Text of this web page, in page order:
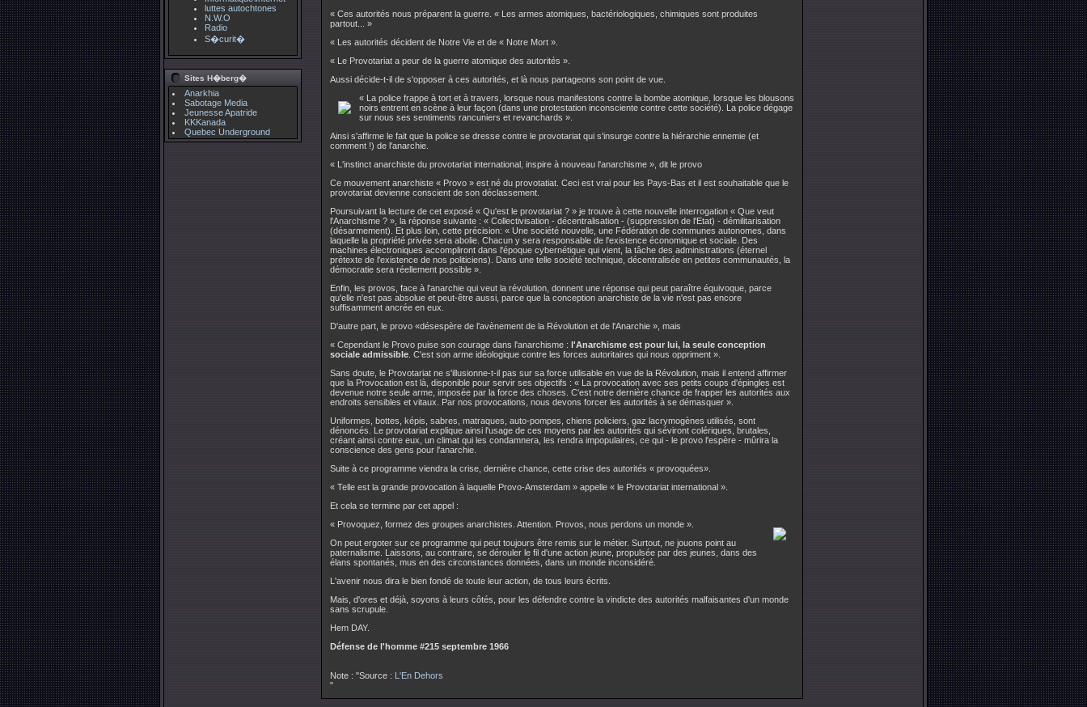
luttes autochtones
N.W.O
Radio
S�curit�
Sites H�berg�
Anarkhia
Sabotage Media
Jeunesse Apatride
KKKanada
Quebec Underground
« Ces autorités nous préparent la guerre. « Les armes atomiques, bactériologiques, chimiques sont produites
partout... »
« Les autorités décident de Notre Vie et de « Notre Mort ».
« Le Provotariat a peur de la guerre atomique des autorités ».
Aussi décide-t-il de s'opposer à ces autorités, et là nous partageons son point de vue.
« La police frappe à tort et à travers, lorsque nous manifestons contre la bombe atomique, lorsque les blousons
noirs entrent en scène à leur façon (dans une protestation inconsciente contre cette société). La police dégage
sur nous ses sentiments rancuniers et revanchards ».
Ainsi s'affirme le fait que la police se dresse contre le provotariat qui s'insurge contre la hiérarchie ennemie (et
comment !) de l'anarchie.
« L'instinct anarchiste du provotariat international, inspire à nouveau l'anarchisme », dit le provo
Ce mouvement anarchiste « Provo » est né du provotatiat. Ceci est vrai pour les Pays-Bas et il est souhaitable que le
provotariat devienne conscient de son déclassement.
Poursuivant la lecture de cet exposé « Qu'est le provotariat ? » je trouve à cette nouvelle interrogation « Que veut
l'Anarchisme ? », la réponse suivante : « Collectivisation - décentralisation - (suppression de l'Etat) - démilitarisation
(désarmement). Et plus loin, cette précision: « Une société nouvelle, une Fédération de communes autonomes, dans
laquelle la propriété privée sera abolie. Chacun y sera responsable de l'existence économique et sociale. Des
machines électroniques accompliront dans l'époque cybernétique qui vient, la tâche des administrations (éternel
prétexte de l'existence de nos politiciens). Dans une telle société technique, décentralisée en petites communautés, la
démocratie sera réellement possible ».
Enfin, les provos, face à l'anarchie qui veut la révolution, donnent une réponse qui peut paraître équivoque, parce
qu'elle n'est pas absolue et peut-être aussi, parce que la conception anarchiste de la vie n'est pas encore
suffisamment ancrée en eux.
D'autre part, le provo «désespère de l'avènement de la Révolution et de l'Anarchie », mais
« Cependant le Provo puise son courage dans l'anarchisme : l'Anarchisme est pour lui, la seule conception
sociale admissible . C'est son arme idéologique contre les forces autoritaires qui nous oppriment ».
Sans doute, le Provotariat ne s'illusionne-t-il pas sur sa force utilisable en vue de la Révolution, mais il entend affirmer
que la Provocation est là, disponible pour servir ses objectifs : « La provocation avec ses petits coups d'épingles est
devenue notre seule arme, imposée par la force des choses. C'est notre dernière chance de frapper les autorités aux
endroits sensibles et vitaux. Par nos provocations, nous devons forcer les autorités à se démasquer ».
Uniformes, bottes, képis, sabres, matraques, auto-pompes, chiens policiers, gaz lacrymogènes utilisés, sont
dénoncés. Le provotariat explique ainsi l'usage de ces moyens par les autorités qui séviront colériques, brutales,
créant ainsi contre eux, un climat qui les condamnera, les rendra impopulaires, ce qui - le provo l'espère - mûrira la
conscience des gens pour l'anarchie.
Suite à ce programme viendra la crise, dernière chance, cette crise des autorités « provoquées».
« Telle est la grande provocation à laquelle Provo-Amsterdam » appelle « le Provotariat international ».
Et cela se termine par cet appel :
« Provoquez, formez des groupes anarchistes. Attention. Provos, nous perdons un monde ».
On peut ergoter sur ce programme qui peut toujours être remis sur le métier. Surtout, ne jouons point au
paternalisme. Laissons, au contraire, se dérouler le fil d'une action jeune, propulsée par des jeunes, dans des
élans spontanés, mus en des circonstances données, dans un monde inconsidéré.
L'avenir nous dira le bien fondé de toute leur action, de tous leurs écrits.
Mais, d'ores et déjà, soyons à leurs côtés, pour les défendre contre la vindicte des autorités malfaisantes d'un monde
sans scrupule.
Hem DAY.
Défense de l'homme #215 septembre 1966
Note : "Source : L'En Dehors
"